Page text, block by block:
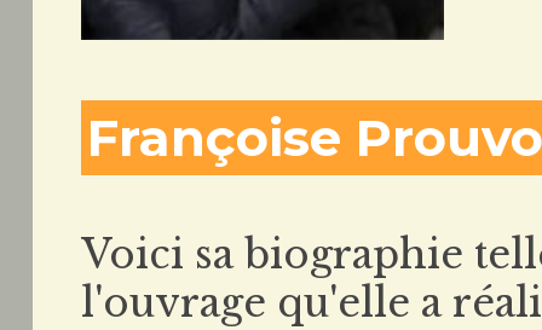
Françoise
Voici sa biographie
l'ouvrage qu'elle a